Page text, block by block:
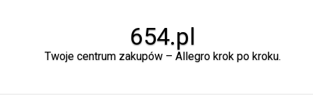
654.pl
Twoje centrum zakupów – Allegro krok po kroku.